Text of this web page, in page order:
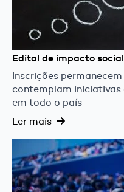
Edital de impacto
Inscrições
contemplam iniciativas
em todo o país
Ler mais